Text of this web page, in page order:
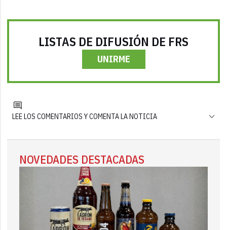
LISTAS DE DIFUSIÓN DE FRS
UNIRME
LEE LOS COMENTARIOS Y COMENTA LA NOTICIA
NOVEDADES DESTACADAS